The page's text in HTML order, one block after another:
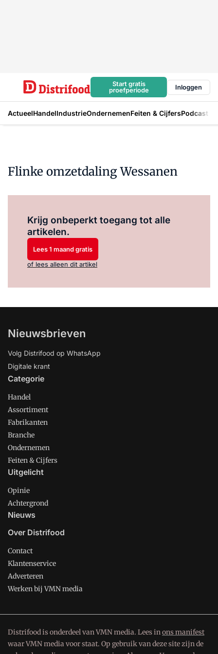
Start gratis
proefperiode
Inloggen
ActueelHandelIndustrieOndernemenFeiten & CijfersPodcast
Flinke omzetdaling Wessanen
Krijg onbeperkt toegang tot alle
artikelen.
Lees 1 maand gratis
of lees alleen dit artikel
Nieuwsbrieven
Volg Distrifood op WhatsApp
Digitale krant
Categorie
Handel
Assortiment
Fabrikanten
Branche
Ondernemen
Feiten & Cijfers
Uitgelicht
Opinie
Achtergrond
Nieuws
Over Distrifood
Contact
Klantenservice
Adverteren
Werken bij VMN media
Distrifood is onderdeel van VMN media. Lees inons manifest
waar VMN media voor staat. Op gebruik van deze site zijn de